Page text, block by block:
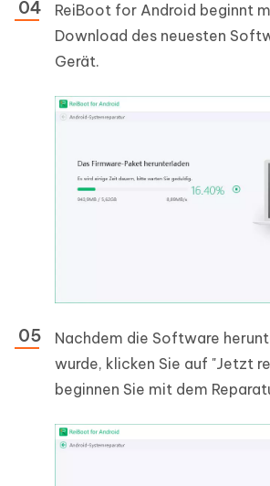
ReiBoot for Android beginnt
Download des neuesten
Gerät.
Nachdem die Software
wurde, klicken Sie auf "Jetzt
beginnen Sie mit dem